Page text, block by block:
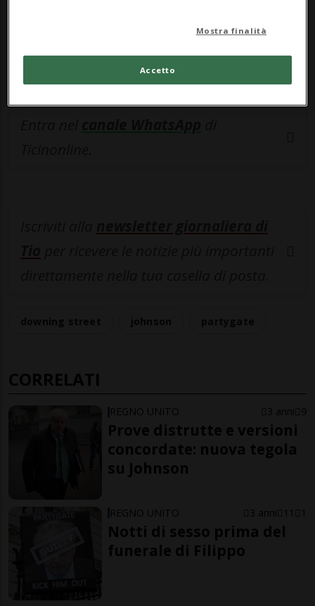
ACCEDI
CORRELATI
REGNO UNITO 3 anni 9
Prove distrutte e versioni
concordate: nuova tegola
su Johnson
REGNO UNITO 3 anni 11 1
Notti di sesso prima del
funerale di Filippo
Mostra finalità
Accetto